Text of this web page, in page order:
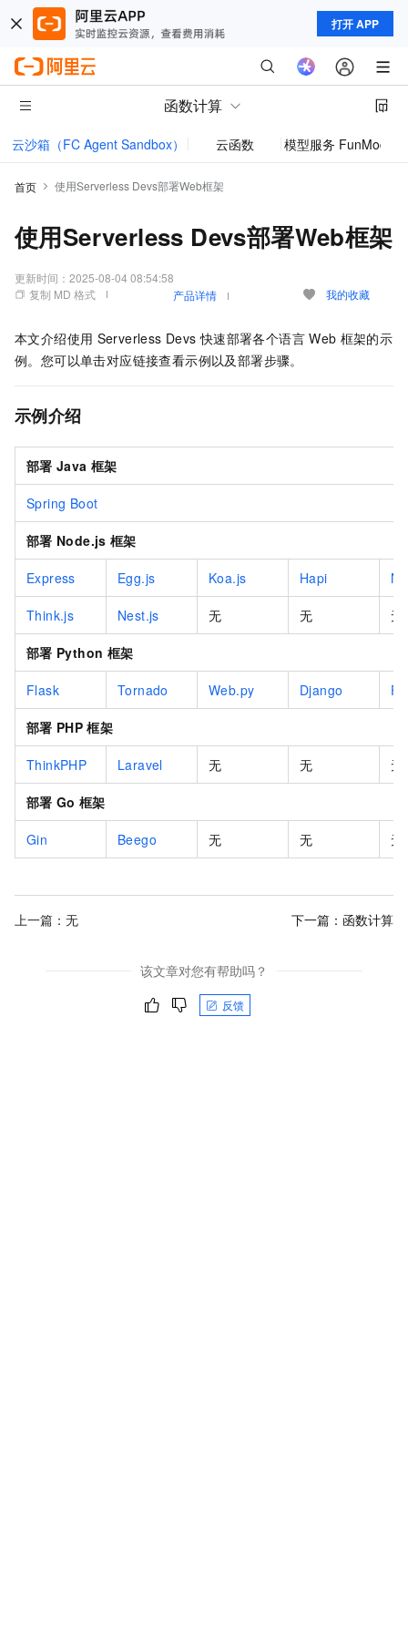
打开 APP
函数计算
云沙箱（FC Agent Sandbox） 云函数 模型服务 FunModel
首页 使用Serverless Devs部署Web框架
使用Serverless Devs部署Web框架
更新时间： 2025-08-04 08:54:58
复制 MD 格式
产品详情 我的收藏
本文介绍使用 Serverless Devs 快速部署各个语言 Web 框架的示
例。您可以单击对应链接查看示例以及部署步骤。
示例介绍
部署 Java 框架
Spring Boot
部署 Node.js 框架
Express Egg.js Koa.js Hapi
Think.js Nest.js 无 无 无
部署 Python 框架
Flask Tornado Web.py Django
部署 PHP 框架
ThinkPHP Laravel 无 无 无
部署 Go 框架
Gin Beego 无 无 无
上一篇：无 下一篇： 函数计算
该文章对您有帮助吗？
反馈